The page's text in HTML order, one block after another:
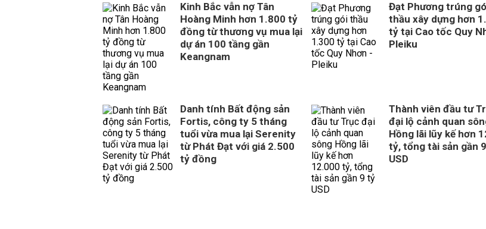
Kinh Bắc vẫn nợ Tân
Hoàng Minh hơn 1.800 tỷ
đồng từ thương vụ mua lại
dự án 100 tầng gần
Keangnam
Đạt Phương trúng
thầu xây dựng hơn
tỷ tại Cao tốc Quy
Pleiku
Danh tính Bất động sản
Fortis, công ty 5 tháng
tuổi vừa mua lại Serenity
từ Phát Đạt với giá 2.500
tỷ đồng
Thành viên đầu tư
đại lộ cảnh quan
Hồng lãi lũy kế hơn
tỷ, tổng tài sản gần
USD